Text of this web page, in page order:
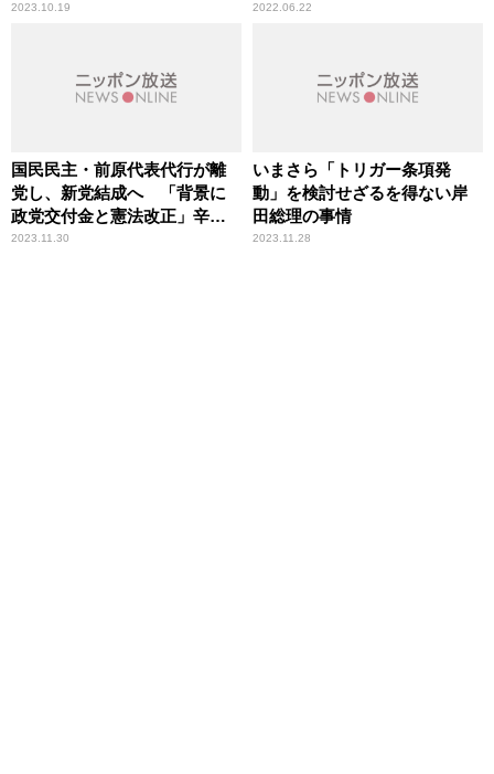
2023.10.19
付を実施するべき」
2022.06.22
国民民主・前原代表代行が離
党し、新党結成へ 「背景に
政党交付金と憲法改正」辛坊
治郎が指摘
2023.11.30
いまさら「トリガー条項発
動」を検討せざるを得ない岸
田総理の事情
2023.11.28